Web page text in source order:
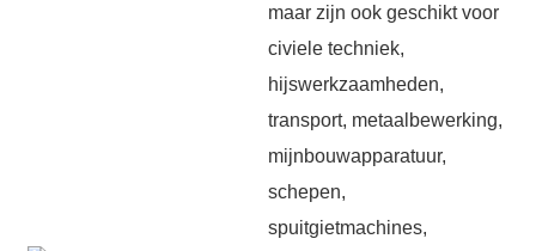
maar zijn ook geschikt voor
civiele techniek,
hijswerkzaamheden,
transport, metaalbewerking,
mijnbouwapparatuur,
schepen,
spuitgietmachines,